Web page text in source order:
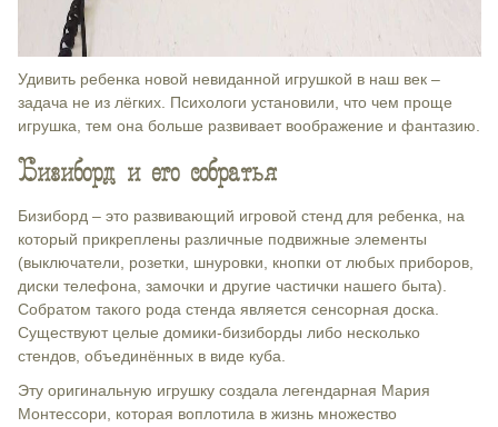
Удивить ребенка новой невиданной игрушкой в наш век –
задача не из лёгких. Психологи установили, что чем проще
игрушка, тем она больше развивает воображение и фантазию.
Бизиборд и его собратья
Бизиборд – это развивающий игровой стенд для ребенка, на
который прикреплены различные подвижные элементы
(выключатели, розетки, шнуровки, кнопки от любых приборов,
диски телефона, замочки и другие частички нашего быта).
Собратом такого рода стенда является сенсорная доска.
Существуют целые домики-бизиборды либо несколько
стендов, объединённых в виде куба.
Эту оригинальную игрушку создала легендарная Мария
Монтессори, которая воплотила в жизнь множество